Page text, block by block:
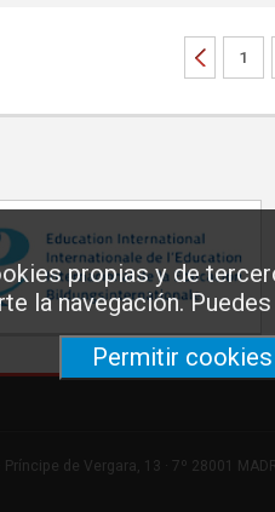
propias y de
la navegación.
Permitir cookies
1
de Vergara, 13 · 7º 28001